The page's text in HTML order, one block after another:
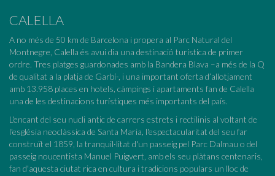
CALELLA
A no més de 50 km de Barcelona i propera al Parc Natural del
Montnegre, Calella és avui dia una destinació turística de primer
ordre. Tres platges guardonades amb la Bandera Blava –a més de la Q
de qualitat a la platja de Garbí-, i una important oferta d’allotjament
amb 13.958 places en hotels, càmpings i apartaments fan de Calella
una de les destinacions turístiques més importants del país.
L'encant del seu nucli antic de carrers estrets i rectilinis al voltant de
l'església neoclàssica de Santa Maria, l'espectacularitat del seu far
construït el 1859, la tranquil·litat d'un passeig pel Parc Dalmau o del
passeig noucentista Manuel Puigvert, amb els seu plàtans centenaris,
fan d'aquesta ciutat rica en cultura i tradicions populars un lloc de